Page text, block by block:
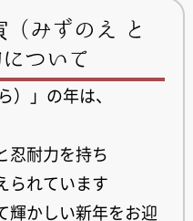
みずのえ と
ついて
）」の年は、
忍耐力を持ち
られています
輝かしい新年をお迎